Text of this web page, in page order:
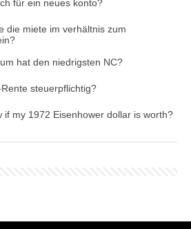
für ein neues konto?
die miete im verhältnis zum
hat den niedrigsten NC?
steuerpflichtig?
if my 1972 Eisenhower dollar is worth?